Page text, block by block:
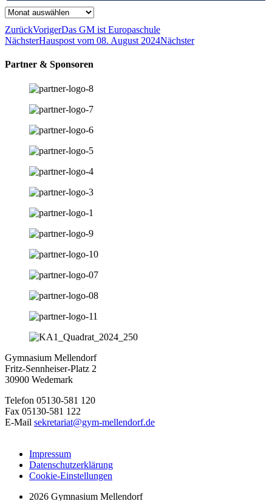
Archiv
ZurückVorigerDas GM ist Europaschule
NächsterHauspost vom 08. August 2024Nächster
Partner & Sponsoren
Gymnasium Mellendorf
Fritz-Sennheiser-Platz 2
30900 Wedemark
Telefon 05130-581 120
Fax 05130-581 122
E-Mail sekretariat@gym-mellendorf.de
Impressum
Datenschutzerklärung
Cookie-Einstellungen
2026 Gymnasium Mellendorf